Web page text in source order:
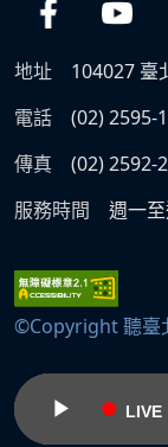
地址
104027 臺
電話
(02) 2595-
傳真
(02) 2592-
服務時間
週一
©Copyright 聽臺